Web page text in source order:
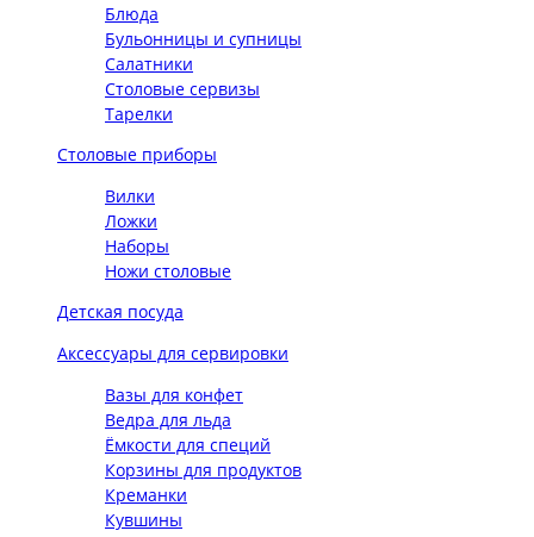
Блюда
Бульонницы и супницы
Салатники
Столовые сервизы
Тарелки
Столовые приборы
Вилки
Ложки
Наборы
Ножи столовые
Детская посуда
Аксессуары для сервировки
Вазы для конфет
Ведра для льда
Ёмкости для специй
Корзины для продуктов
Креманки
Кувшины